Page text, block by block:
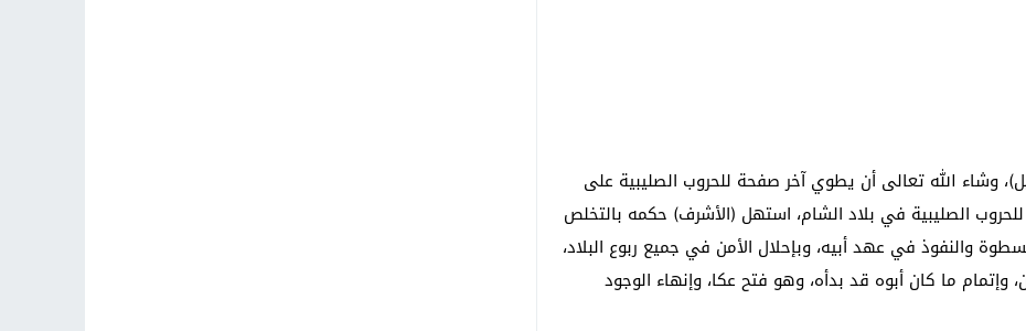
وشاء الله تعالى أن يطوي آخر صفحة للحروب الصليبية على
الصليبية في بلاد الشام، استهل (الأشرف) حكمه بالتخلص
والنفوذ في عهد أبيه، وبإحلال الأمن في جميع ربوع البلاد،
وإتمام ما كان أبوه قد بدأه، وهو فتح عكا، وإنهاء الوجود